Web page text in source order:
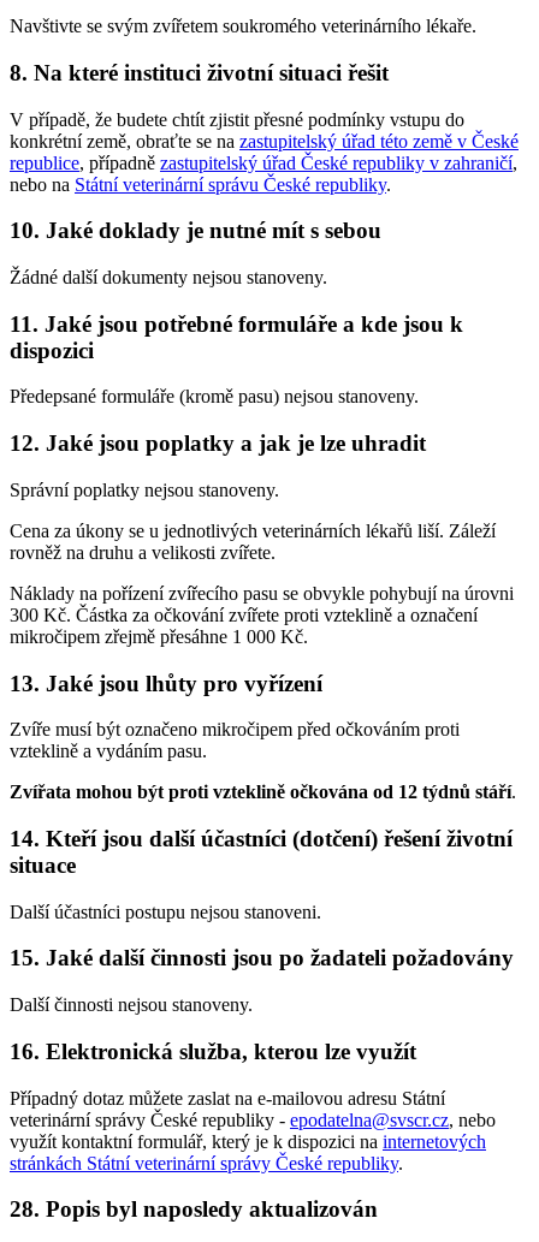
Navštivte se svým zvířetem soukromého veterinárního lékaře.
8. Na které instituci životní situaci řešit
V případě, že budete chtít zjistit přesné podmínky vstupu do
konkrétní země, obraťte se na zastupitelský úřad této země v České
republice, případně zastupitelský úřad České republiky v zahraničí,
nebo na Státní veterinární správu České republiky.
10. Jaké doklady je nutné mít s sebou
Žádné další dokumenty nejsou stanoveny.
11. Jaké jsou potřebné formuláře a kde jsou k
dispozici
Předepsané formuláře (kromě pasu) nejsou stanoveny.
12. Jaké jsou poplatky a jak je lze uhradit
Správní poplatky nejsou stanoveny.
Cena za úkony se u jednotlivých veterinárních lékařů liší. Záleží
rovněž na druhu a velikosti zvířete.
Náklady na pořízení zvířecího pasu se obvykle pohybují na úrovni
300 Kč. Částka za očkování zvířete proti vzteklině a označení
mikročipem zřejmě přesáhne 1 000 Kč.
13. Jaké jsou lhůty pro vyřízení
Zvíře musí být označeno mikročipem před očkováním proti
vzteklině a vydáním pasu.
Zvířata mohou být proti vzteklině očkována od 12 týdnů stáří.
14. Kteří jsou další účastníci (dotčení) řešení životní
situace
Další účastníci postupu nejsou stanoveni.
15. Jaké další činnosti jsou po žadateli požadovány
Další činnosti nejsou stanoveny.
16. Elektronická služba, kterou lze využít
Případný dotaz můžete zaslat na e-mailovou adresu Státní
veterinární správy České republiky - epodatelna@svscr.cz, nebo
využít kontaktní formulář, který je k dispozici na internetových
stránkách Státní veterinární správy České republiky.
28. Popis byl naposledy aktualizován